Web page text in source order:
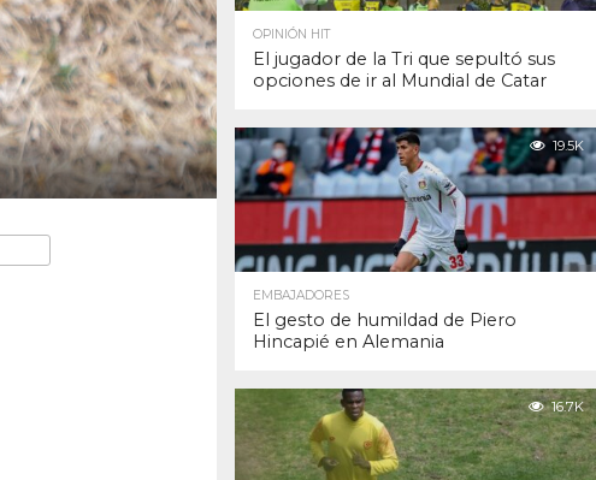
OPINIÓN HIT
El jugador de la Tri que sepultó sus
opciones de ir al Mundial de Catar
19.5K
EMBAJADORES
El gesto de humildad de Piero
Hincapié en Alemania
16.7K